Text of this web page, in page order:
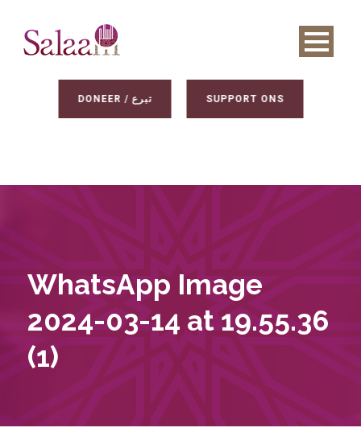
DONEER / تبرع SUPPORT ONS
WhatsApp Image
2024-03-14 at 19.55.36
(1)